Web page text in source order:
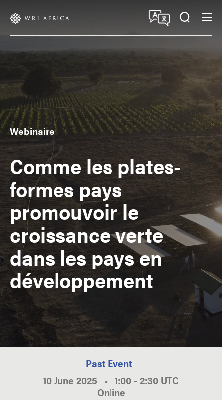
Webinaire
Comme les plates-
formes pays
promouvoir le
croissance verte
dans les pays en
développement
Past Event
10 June 2025 • 1:00 - 2:30 UTC
Online